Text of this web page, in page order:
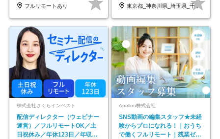
フルリモートあり
東京都_神奈川県_埼玉県_千葉県_大阪府…
株式会社さくらインベスト
配信ディレクター（ウェビナー
運営）／フルリモートOK／土
日祝休み／年休123日／年収
Apollon株式会社
SNS動画の編集スタッフ★未経
験からプロになれる！｜おうち
で働くフルリモート｜残業ゼロ